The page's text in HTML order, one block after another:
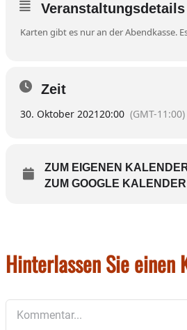
Veranstaltungsdetails
Karten gibt es nur an der Abendkasse.
Zeit
30. Oktober 2021 20:00 (GMT-11:00)
ZUM EIGENEN
ZUM GOOGLE
Hinterlassen Sie einen